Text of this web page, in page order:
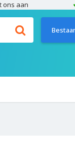
ons aan